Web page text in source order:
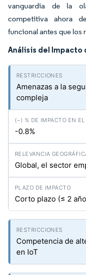
vanguardia de la
competitiva ahora
funcional antes que los
Análisis del Impacto
Amenazas a la
compleja
-0.8%
Global, el sector
Corto plazo (≤ 2
Competencia de
en IoT